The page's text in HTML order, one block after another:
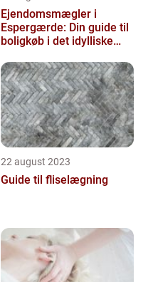
Ejendomsmægler i
Espergærde: Din guide til
boligkøb i det idylliske
22 august 2023
Guide til fliselægning